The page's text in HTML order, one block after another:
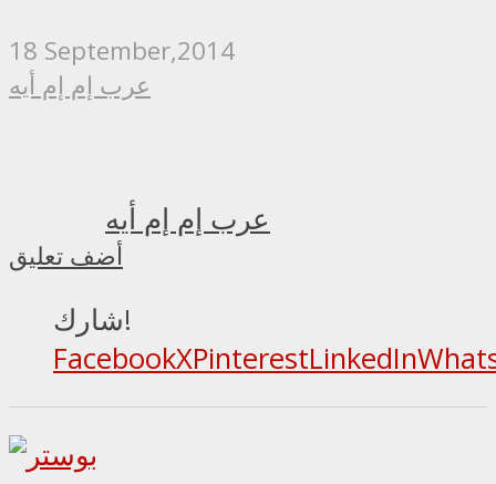
18 September,2014
عرب إم إم أيه
عرب إم إم أيه
أضف تعليق
شارك!
FacebookXPinterestLinkedIn